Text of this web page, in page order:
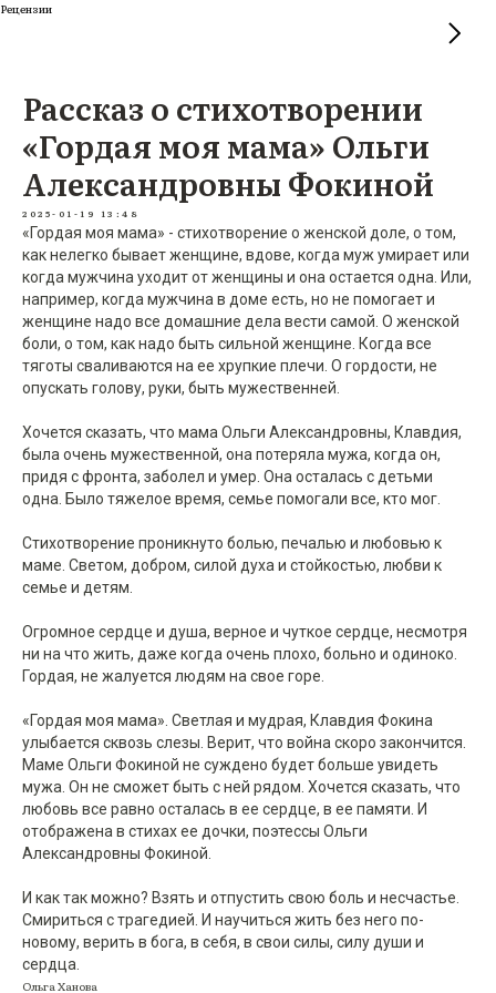
Рецензии
Рассказ о стихотворении
«Гордая моя мама» Ольги
Александровны Фокиной
2025-01-19 13:48
«Гордая моя мама» - стихотворение о женской доле, о том,
как нелегко бывает женщине, вдове, когда муж умирает или
когда мужчина уходит от женщины и она остается одна. Или,
например, когда мужчина в доме есть, но не помогает и
женщине надо все домашние дела вести самой. О женской
боли, о том, как надо быть сильной женщине. Когда все
тяготы сваливаются на ее хрупкие плечи. О гордости, не
опускать голову, руки, быть мужественней.
Хочется сказать, что мама Ольги Александровны, Клавдия,
была очень мужественной, она потеряла мужа, когда он,
придя с фронта, заболел и умер. Она осталась с детьми
одна. Было тяжелое время, семье помогали все, кто мог.
Стихотворение проникнуто болью, печалью и любовью к
маме. Светом, добром, силой духа и стойкостью, любви к
семье и детям.
Огромное сердце и душа, верное и чуткое сердце, несмотря
ни на что жить, даже когда очень плохо, больно и одиноко.
Гордая, не жалуется людям на свое горе.
«Гордая моя мама». Светлая и мудрая, Клавдия Фокина
улыбается сквозь слезы. Верит, что война скоро закончится.
Маме Ольги Фокиной не суждено будет больше увидеть
мужа. Он не сможет быть с ней рядом. Хочется сказать, что
любовь все равно осталась в ее сердце, в ее памяти. И
отображена в стихах ее дочки, поэтессы Ольги
Александровны Фокиной.
И как так можно? Взять и отпустить свою боль и несчастье.
Смириться с трагедией. И научиться жить без него по-
новому, верить в бога, в себя, в свои силы, силу души и
сердца.
Ольга Ханова